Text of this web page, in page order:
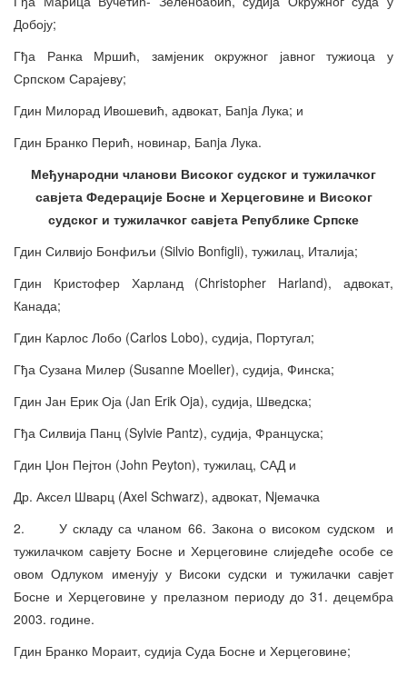
Добоју;
Гђа Ранка Мршић, замјеник окружног јавног тужиоца у
Српском Сарајеву;
Гдин Милорад Ивошевић, адвокат, Баnjа Лука; и
Гдин Бранко Перић, новинар, Баnjа Лука.
Међународни чланови Високог судског и тужилачког
савјета Федерације Босне и Херцеговине и Високог
судског и тужилачког савјета Републике Српске
Гдин Силвијо Бонфиљи (Silvio Bonfigli), тужилац, Италија;
Гдин Кристофер Харланд (Christopher Harland), адвокат,
Канада;
Гдин Карлос Лобо (Carlos Lobo), судија, Португал;
Гђа Сузана Милер (Susanne Moeller), судија, Финска;
Гдин Јан Ерик Оја (Jan Erik Oja), судија, Шведска;
Гђа Силвија Панц (Sylvie Pantz), судија, Француска;
Гдин Џон Пејтон (Јоhn Peyton), тужилац, САД и
Др. Аксел Шварц (Axel Schwarz), адвокат, Njемачка
2. У складу са чланом 66. Закона о високом судском и
тужилачком савјету Босне и Херцеговине слиједеће особе се
овом Одлуком именују у Високи судски и тужилачки савјет
Босне и Херцеговине у прелазном периоду до 31. децембра
2003. године.
Гдин Бранко Мораит, судија Суда Босне и Херцеговине;